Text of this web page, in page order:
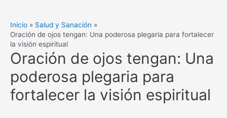
Inicio
Salud y Sanación
Oración de ojos tengan: Una poderosa plegaria para fortalecer
la visión espiritual
Oración de ojos tengan: Una
poderosa plegaria para
fortalecer la visión espiritual